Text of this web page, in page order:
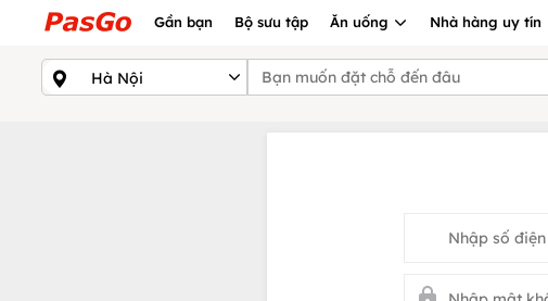
Gần bạn Bộ sưu tập Ăn uống Nhà hàng uy tín